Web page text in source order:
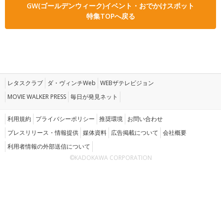
GW(ゴールデンウィーク)イベント・おでかけスポット
特集TOPへ戻る
レタスクラブ ダ・ヴィンチWeb WEBザテレビジョン
MOVIE WALKER PRESS 毎日が発見ネット
利用規約 プライバシーポリシー 推奨環境 お問い合わせ
プレスリリース・情報提供 媒体資料 広告掲載について 会社概要
利用者情報の外部送信について
©KADOKAWA CORPORATION